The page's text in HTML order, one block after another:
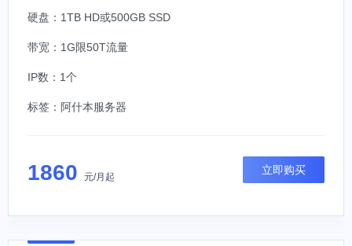
硬盘：1TB HD或500GB SSD
带宽：1G限50T流量
IP数：1个
标签： 阿什本服务器
1860 元/月起
立即购买